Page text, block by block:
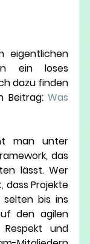
eigentlichen
ein loses
dazu finden
Beitrag: Was
man unter
das
lässt. Wer
dass Projekte
bis ins
den agilen
und